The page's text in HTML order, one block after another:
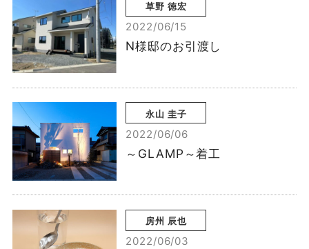
草野 徳宏
2022/06/15
N様邸のお引渡し
永山 圭子
2022/06/06
～GLAMP～着工
房州 辰也
2022/06/03